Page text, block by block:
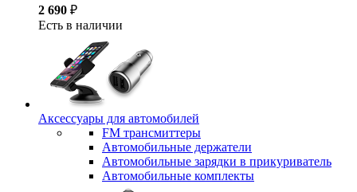
2 690 ₽
Есть в наличии
Аксессуары для автомобилей
FM трансмиттеры
Автомобильные держатели
Автомобильные зарядки в прикуриватель
Автомобильные комплекты